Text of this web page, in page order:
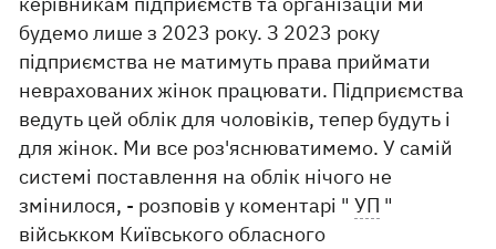
будемо лише з 2023 року. З 2023 року
підприємства не матимуть права приймати
неврахованих жінок працювати. Підприємства
ведуть цей облік для чоловіків, тепер будуть і
для жінок. Ми все роз'яснюватимемо. У самій
системі поставлення на облік нічого не
змінилося, - розповів у коментарі "УП "
військком Київського обласного